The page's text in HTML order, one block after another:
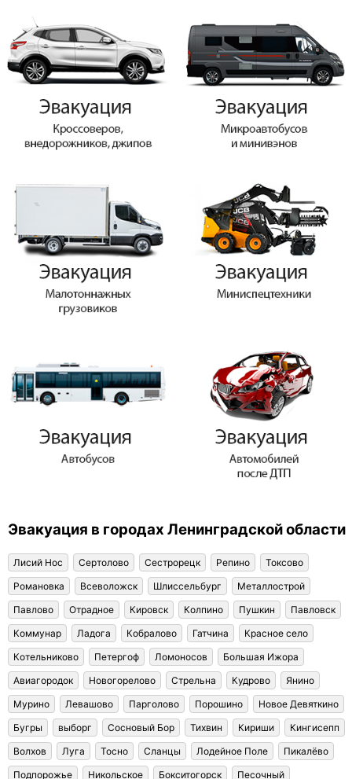
Эвакуация в городах Ленинградской области
Лисий Нос Сертолово Сестрорецк Репино
Токсово
Романовка
Всеволожск Шлиссельбург
Металлострой
Павлово
Отрадное Кировск Колпино Пушкин
Павловск
Коммунар
Ладога Кобралово Гатчина
Красное село
Котельниково
Петергоф Ломоносов
Большая Ижора
Авиагородок
Новогорелово Стрельна Кудрово
Янино
Мурино
Левашово Парголово Порошино
Новое Девяткино
Бугры
выборг Сосновый Бор Тихвин Кириши
Кингисепп
Волхов
Луга Тосно Сланцы Лодейное Поле
Пикалёво
Подпорожье
Никольское Бокситогорск Песочный